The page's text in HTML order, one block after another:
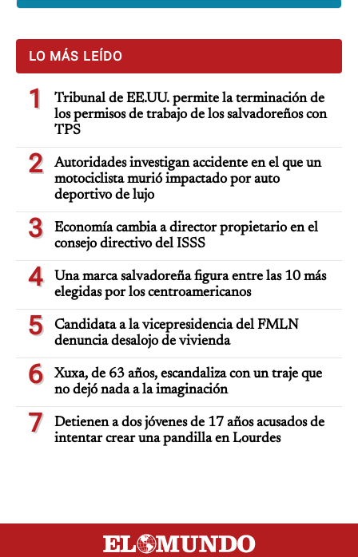
LO MÁS LEÍDO
1
Tribunal de EE.UU. permite la terminación de
los permisos de trabajo de los salvadoreños con
TPS
2
Autoridades investigan accidente en el que un
motociclista murió impactado por auto
deportivo de lujo
3
Economía cambia a director propietario en el
consejo directivo del ISSS
4
Una marca salvadoreña figura entre las 10 más
elegidas por los centroamericanos
5
Candidata a la vicepresidencia del FMLN
denuncia desalojo de vivienda
6
Xuxa, de 63 años, escandaliza con un traje que
no dejó nada a la imaginación
7
Detienen a dos jóvenes de 17 años acusados de
intentar crear una pandilla en Lourdes